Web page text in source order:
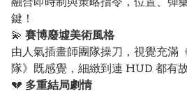
鍵！
💫 賽博廢墟美術風格
由人氣插畫師團隊操刀，視覺充滿
隊》既感覺，細緻到連 HUD 都有故
💔 多重結局劇情